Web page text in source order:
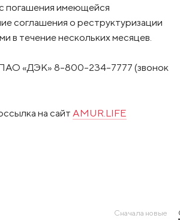
погашения имеющейся
соглашения о реструктуризации
в течение нескольких месяцев.
ПАО «ДЭК» 8-800-234-7777 (звонок
на сайт AMUR.LIFE
Сначала новые